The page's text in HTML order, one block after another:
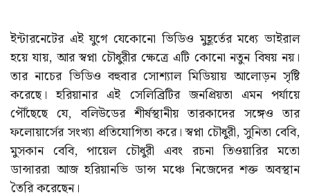
ইন্টারনেটের এই যুগে যেকোনো ভিডিও মুহূর্তের মধ্যে ভাইরাল
হয়ে যায়, আর স্বপ্না চৌধুরীর ক্ষেত্রে এটি কোনো নতুন বিষয় নয়।
তার নাচের ভিডিও বহুবার সোশ্যাল মিডিয়ায় আলোড়ন সৃষ্টি
করেছে। হরিয়ানার এই সেলিব্রিটির জনপ্রিয়তা এমন পর্যায়ে
পৌঁছেছে যে, বলিউডের শীর্ষস্থানীয় তারকাদের সঙ্গেও তার
ফলোয়ার্সের সংখ্যা প্রতিযোগিতা করে। স্বপ্না চৌধুরী, সুনিতা বেবি,
মুসকান বেবি, পায়েল চৌধুরী এবং রচনা তিওয়ারির মতো
ডান্সাররা আজ হরিয়ানভি ডান্স মঞ্চে নিজেদের শক্ত অবস্থান
তৈরি করেছেন।